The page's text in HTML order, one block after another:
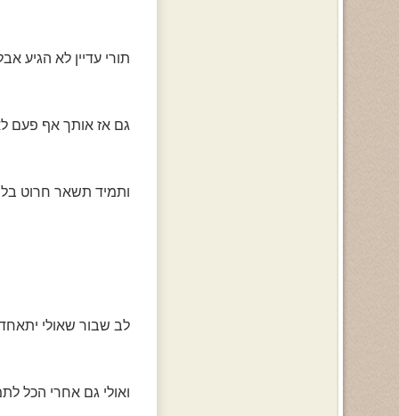
תורי עדיין לא הגיע
גם אז אותך אף פעם
ותמיד תשאר חרוט
לב שבור שאולי
ואולי גם אחרי הכל